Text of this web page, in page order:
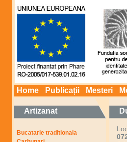
Home Publicații Mesteri
Artizanat
Bucatarie traditionala